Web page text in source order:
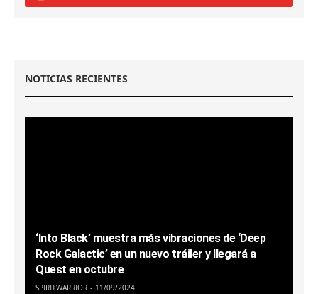
NOTICIAS RECIENTES
‘Into Black’ muestra más vibraciones de ‘Deep
Rock Galactic’ en un nuevo tráiler y llegará a
Quest en octubre
SPIRITWARRIOR 11/09/2024